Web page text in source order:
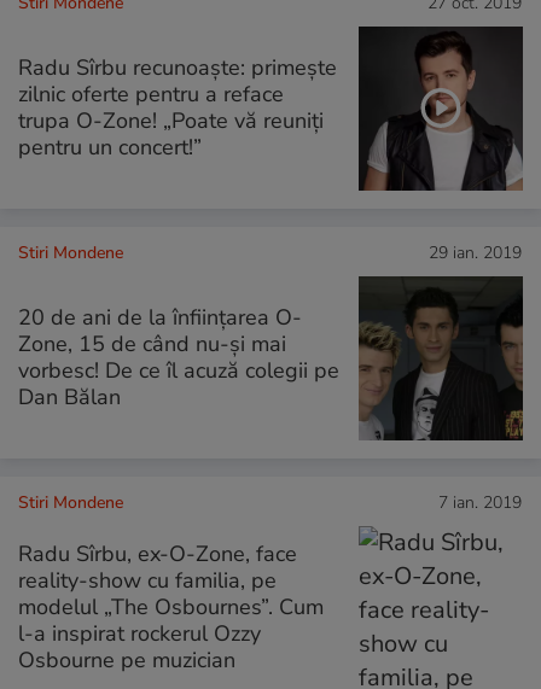
Radu Sîrbu recunoaște: primește
zilnic oferte pentru a reface
trupa O-Zone! „Poate vă reuniți
pentru un concert!”
Stiri Mondene 29 ian. 2019
20 de ani de la înființarea O-
Zone, 15 de când nu-și mai
vorbesc! De ce îl acuză colegii pe
Dan Bălan
Stiri Mondene 7 ian. 2019
Radu Sîrbu, ex-O-Zone, face
reality-show cu familia, pe
modelul „The Osbournes”. Cum
l-a inspirat rockerul Ozzy
Osbourne pe muzician